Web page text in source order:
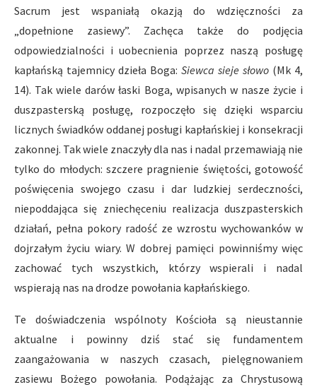
Sacrum jest wspaniałą okazją do wdzięczności za
„dopełnione zasiewy”. Zachęca także do podjęcia
odpowiedzialności i uobecnienia poprzez naszą posługę
kapłańską tajemnicy dzieła Boga: Siewca sieje słowo (Mk 4,
14). Tak wiele darów łaski Boga, wpisanych w nasze życie i
duszpasterską posługę, rozpoczęło się dzięki wsparciu
licznych świadków oddanej posługi kapłańskiej i konsekracji
zakonnej. Tak wiele znaczyły dla nas i nadal przemawiają nie
tylko do młodych: szczere pragnienie świętości, gotowość
poświęcenia swojego czasu i dar ludzkiej serdeczności,
niepoddająca się zniechęceniu realizacja duszpasterskich
działań, pełna pokory radość ze wzrostu wychowanków w
dojrzałym życiu wiary. W dobrej pamięci powinniśmy więc
zachować tych wszystkich, którzy wspierali i nadal
wspierają nas na drodze powołania kapłańskiego.
Te doświadczenia wspólnoty Kościoła są nieustannie
aktualne i powinny dziś stać się fundamentem
zaangażowania w naszych czasach, pielęgnowaniem
zasiewu Bożego powołania. Podążając za Chrystusową